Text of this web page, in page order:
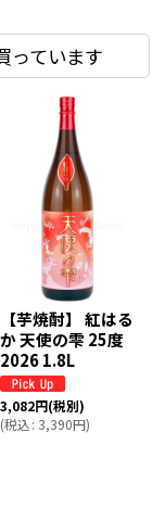
っています
【芋焼酎】 紅はる
か 天使の雫 25度
2026 1.8L
3,082円(税別)
(税込: 3,390円)